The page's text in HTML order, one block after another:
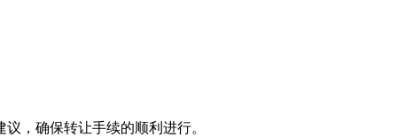
，确保转让手续的顺利进行。